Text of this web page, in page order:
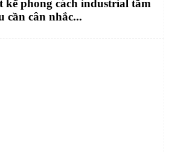
kế phong cách industrial tầm
cần cân nhắc...